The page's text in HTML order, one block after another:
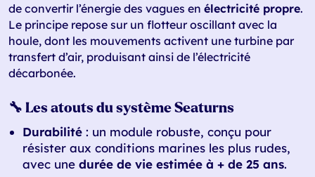
de convertir l’énergie des vagues en électricité propre.
Le principe repose sur un flotteur oscillant avec la
houle, dont les mouvements activent une turbine par
transfert d’air, produisant ainsi de l’électricité
décarbonée.
🔧 Les atouts du système Seaturns
Durabilité : un module robuste, conçu pour
résister aux conditions marines les plus rudes,
avec une durée de vie estimée à + de 25 ans.